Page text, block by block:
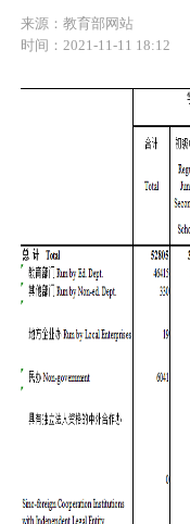
来源：教育部网站
时间：2021-11-11 18:12